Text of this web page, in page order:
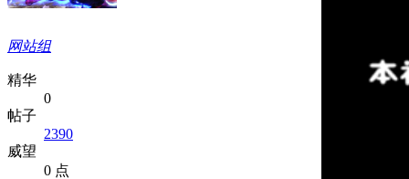
网站组
精华
0
帖子
2390
威望
0 点